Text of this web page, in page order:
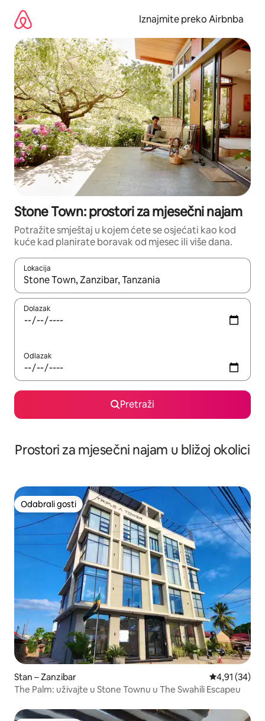
sadržaj
Iznajmite preko Airbnba
Stone Town: prostori za mjesečni najam
Potražite smještaj u kojem ćete se osjećati kao kod
kuće kad planirate boravak od mjesec ili više dana.
Lokacija
Kada budu dostupni rezultati, moći ćete ih pregledati
Dolazak
Odlazak
Pretraži
Prostori za mjesečni najam u bližoj okolici
Odabrali gosti
Odabrali gosti
Stan – Zanzibar Prosječna
4,91 (34)
The Palm: uživajte u Stone Townu u The Swahili Escapeu